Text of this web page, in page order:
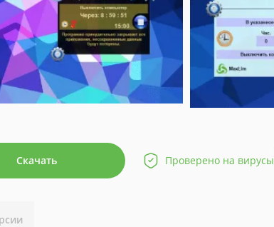
Скачать Проверено на вирусы